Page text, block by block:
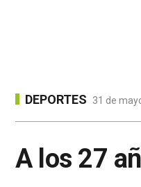
DEPORTES 31 de
A los 27